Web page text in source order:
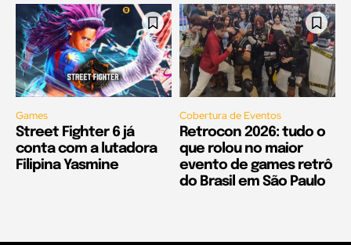
Games
Street Fighter 6 já
conta com a lutadora
Filipina Yasmine
Cobertura de Eventos
Retrocon 2026: tudo o
que rolou no maior
evento de games retrô
do Brasil em São Paulo